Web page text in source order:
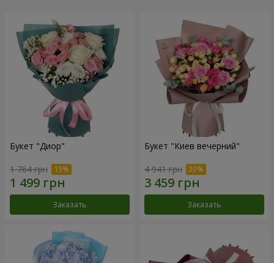
Букет "Диор"
1 764 грн
Заказать
Букет "Киев вечерний"
4 941 грн
Заказать